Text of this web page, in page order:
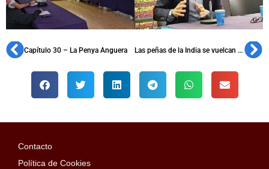
Capítulo 30 – La Penya Anguera Las peñas de la India se vuelcan con los Barça Legends en Bombay
Contacto
Política de Cookies